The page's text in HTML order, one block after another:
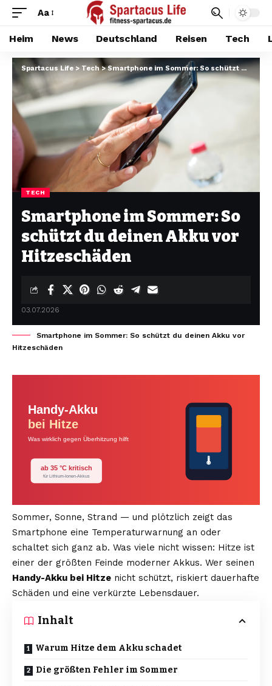
Aa
Heim News Deutschland Reisen Tech
Spartacus Life>Tech>Smartphone im Sommer: So schützt du deinen Akku vor Hitzeschäden
TECH
Smartphone im Sommer: So
schützt du deinen Akku vor
Hitzeschäden
03.07.2026
Smartphone im Sommer: So schützt du deinen Akku vor
Hitzeschäden
🌡️
Handy-Akku
bei Hitze
Was wirklich gegen Überhitzung hilft
ab 35 °C kritisch
für Lithium-Ionen-Akkus
Sommer, Sonne, Strand — und plötzlich zeigt das
Smartphone eine Temperaturwarnung an oder
schaltet sich ganz ab. Was viele nicht wissen: Hitze ist
einer der größten Feinde moderner Akkus. Wer seinen
Handy-Akku bei Hitze nicht schützt, riskiert dauerhafte
Schäden und eine verkürzte Lebensdauer.
Inhalt
Warum Hitze dem Akku schadet
Die größten Fehler im Sommer